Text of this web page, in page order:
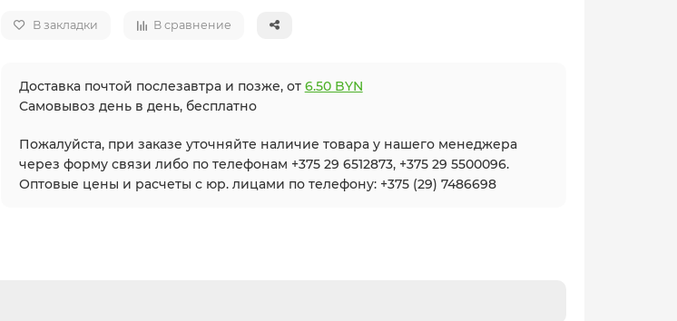
В закладки В сравнение
Доставка почтой послезавтра и позже, от 6.50 BYN
Самовывоз день в день, бесплатно
Пожалуйста, при заказе уточняйте наличие товара у нашего менеджера
через форму связи либо по телефонам +375 29 6512873, +375 29 5500096.
Оптовые цены и расчеты с юр. лицами по телефону: +375 (29) 7486698